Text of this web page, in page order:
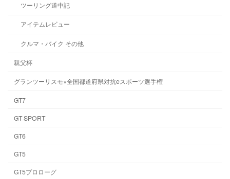
ツーリング道中記
アイテムレビュー
クルマ・バイク その他
親父杯
グランツーリスモ×全国都道府県対抗eスポーツ選手権
GT7
GT SPORT
GT6
GT5
GT5プロローグ